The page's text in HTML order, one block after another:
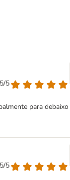
5
para debaixo
5